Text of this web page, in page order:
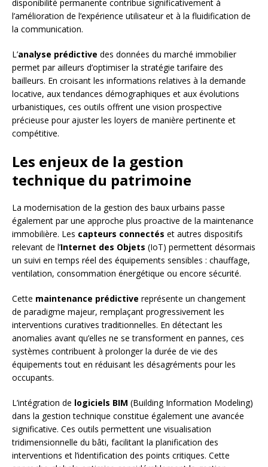
disponibilité permanente contribue significativement à
l’amélioration de l’expérience utilisateur et à la fluidification de
la communication.
L’analyse prédictive des données du marché immobilier
permet par ailleurs d’optimiser la stratégie tarifaire des
bailleurs. En croisant les informations relatives à la demande
locative, aux tendances démographiques et aux évolutions
urbanistiques, ces outils offrent une vision prospective
précieuse pour ajuster les loyers de manière pertinente et
compétitive.
Les enjeux de la gestion
technique du patrimoine
La modernisation de la gestion des baux urbains passe
également par une approche plus proactive de la maintenance
immobilière. Les capteurs connectés et autres dispositifs
relevant de l’Internet des Objets (IoT) permettent désormais
un suivi en temps réel des équipements sensibles : chauffage,
ventilation, consommation énergétique ou encore sécurité.
Cette maintenance prédictive représente un changement
de paradigme majeur, remplaçant progressivement les
interventions curatives traditionnelles. En détectant les
anomalies avant qu’elles ne se transforment en pannes, ces
systèmes contribuent à prolonger la durée de vie des
équipements tout en réduisant les désagréments pour les
occupants.
L’intégration de logiciels BIM (Building Information Modeling)
dans la gestion technique constitue également une avancée
significative. Ces outils permettent une visualisation
tridimensionnelle du bâti, facilitant la planification des
interventions et l’identification des points critiques. Cette